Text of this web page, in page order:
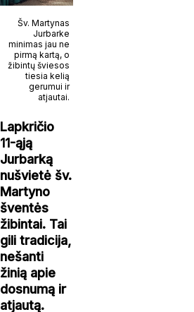
Šv. Martynas
Jurbarke
minimas jau ne
pirmą kartą, o
žibintų šviesos
tiesia kelią
gerumui ir
atjautai.
Lapkričio
11-ąją
Jurbarką
nušvietė šv.
Martyno
šventės
žibintai. Tai
gili tradicija,
nešanti
žinią apie
dosnumą ir
atjautą.